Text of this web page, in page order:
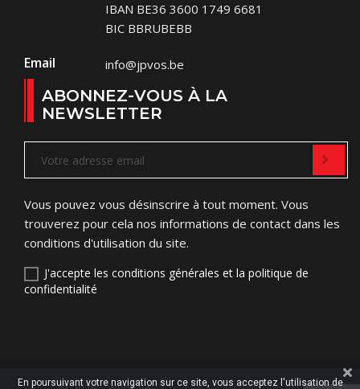
IBAN BE36 3600 1749 6681
BIC BBRUBEBB
Email info@jpvos.be
ABONNEZ-VOUS À LA
NEWSLETTER
Vous pouvez vous désinscrire à tout moment. Vous
trouverez pour cela nos informations de contact dans les
conditions d'utilisation du site.
J'accepte les conditions générales et la politique de
confidentialité
En poursuivant votre navigation sur ce site, vous acceptez l'utilisation de